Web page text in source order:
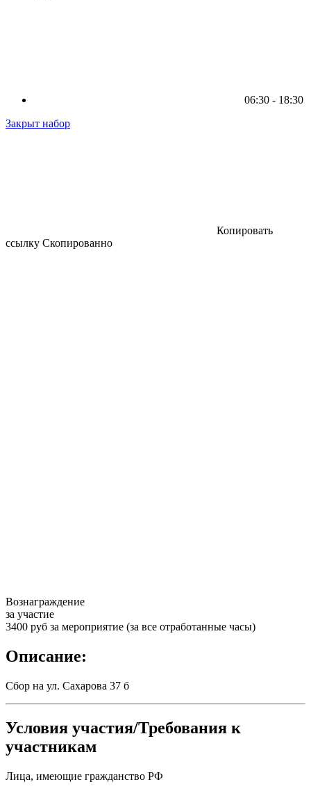
06:30 - 18:30
Закрыт набор
Копировать
ссылку Скопированно
Вознаграждение
за участие
3400 руб за мероприятие (за все отработанные часы)
Описание:
Сбор на ул. Сахарова 37 б
Условия участия/Требования к
участникам
Лица, имеющие гражданство РФ